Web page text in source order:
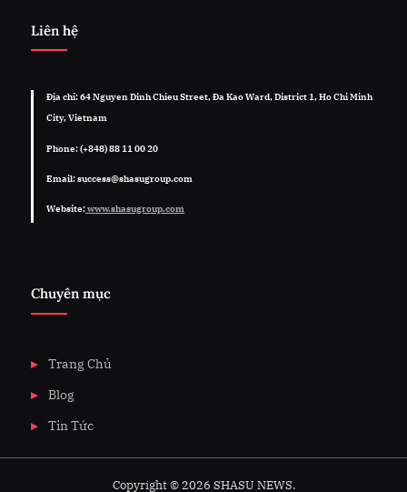
Liên hệ
Địa chỉ: 64 Nguyen Dinh Chieu Street, Đa Kao Ward, District 1, Ho Chi Minh
City, Vietnam
Phone: (+848) 88 11 00 20
Email: success@shasugroup.com
Website:www.shasugroup.com
Chuyên mục
Trang Chủ
Blog
Tin Tức
Copyright © 2026 SHASU NEWS.